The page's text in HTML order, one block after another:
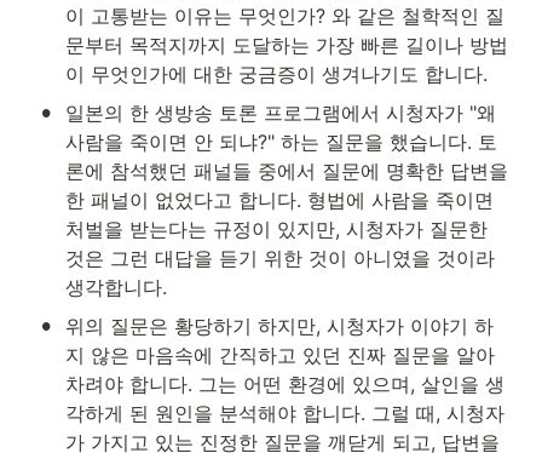
이 고통받는 이유는 무엇인가? 와 같은 철학적인 질
문부터 목적지까지 도달하는 가장 빠른 길이나 방법
이 무엇인가에 대한 궁금증이 생겨나기도 합니다.
•
일본의 한 생방송 토론 프로그램에서 시청자가 "왜
사람을 죽이면 안 되냐?" 하는 질문을 했습니다. 토
론에 참석했던 패널들 중에서 질문에 명확한 답변을
한 패널이 없었다고 합니다. 형법에 사람을 죽이면
처벌을 받는다는 규정이 있지만, 시청자가 질문한
것은 그런 대답을 듣기 위한 것이 아니였을 것이라
생각합니다.
•
위의 질문은 황당하기 하지만, 시청자가 이야기 하
지 않은 마음속에 간직하고 있던 진짜 질문을 알아
차려야 합니다. 그는 어떤 환경에 있으며, 살인을 생
각하게 된 원인을 분석해야 합니다. 그럴 때, 시청자
가 가지고 있는 진정한 질문을 깨닫게 되고, 답변을